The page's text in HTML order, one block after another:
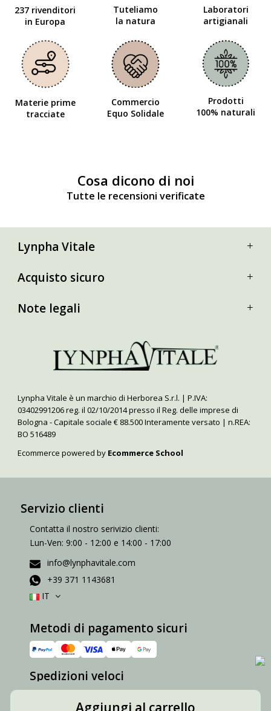
Aggiungi al carrello
237 rivenditori
in Europa
Tuteliamo
la natura
Laboratori
artigianali
Materie prime
tracciate
Commercio
Equo Solidale
Prodotti
100% naturali
Cosa dicono di noi
Tutte le recensioni verificate
Lynpha Vitale
Acquisto sicuro
Note legali
Lynpha Vitale è un marchio di Herborea S.r.l. | P.IVA:
03402991206 reg. il 02/10/2014 presso il Reg. delle imprese di
Bologna - Capitale sociale € 88.500 Interamente versato | n.REA:
BO 516489
Ecommerce powered by Ecommerce School
Servizio clienti
Contatta il nostro serivizio clienti:
Lun-Ven: 9:00 - 12:00 e 14:00 - 17:00
info@lynphavitale.com
+39 371 1143681
IT
Metodi di pagamento sicuri
Spedizioni veloci